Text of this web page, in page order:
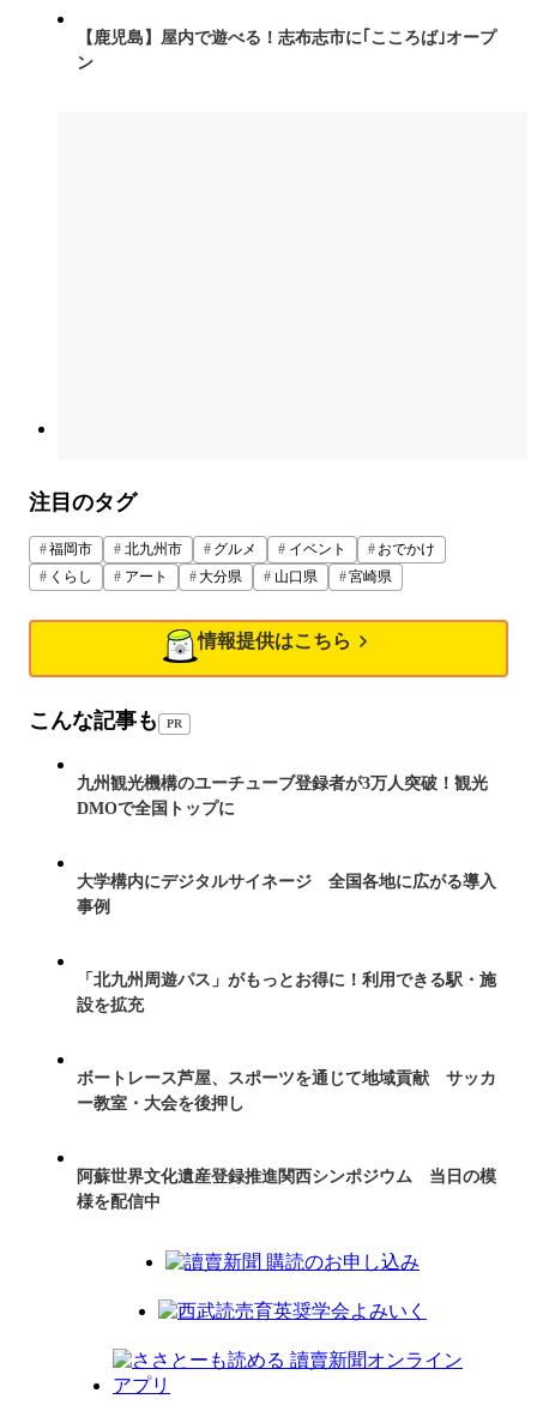
【鹿児島】屋内で遊べる！志布志市に｢こころば｣オープ
ン
注目のタグ
福岡市 北九州市 グルメ イベント
おでかけ
くらし
アート 大分県 山口県 宮崎県
情報提供はこちら
こんな記事も PR
九州観光機構のユーチューブ登録者が3万人突破！観光
DMOで全国トップに
大学構内にデジタルサイネージ 全国各地に広がる導入
事例
「北九州周遊パス」がもっとお得に！利用できる駅・施
設を拡充
ボートレース芦屋、スポーツを通じて地域貢献 サッカ
ー教室・大会を後押し
阿蘇世界文化遺産登録推進関西シンポジウム 当日の模
様を配信中